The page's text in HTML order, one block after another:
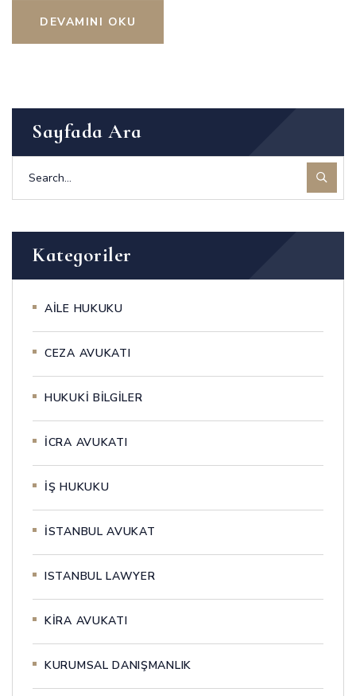
DEVAMINI OKU
Sayfada Ara
Kategoriler
AİLE HUKUKU
CEZA AVUKATI
HUKUKİ BİLGİLER
İCRA AVUKATI
İŞ HUKUKU
İSTANBUL AVUKAT
ISTANBUL LAWYER
KİRA AVUKATI
KURUMSAL DANIŞMANLIK